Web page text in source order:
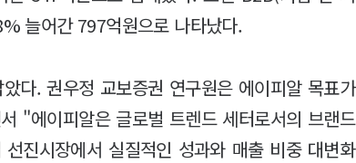
늘어간 797억원으로 나타났다.
다. 권우정 교보증권 연구원은 에이피알 목표가
"에이피알은 글로벌 트렌드 세터로서의 브랜드
진시장에서 실질적인 성과와 매출 비중 대변화